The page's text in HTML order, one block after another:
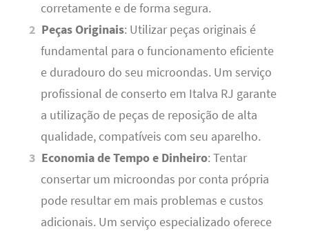
corretamente e de forma segura.
Peças Originais: Utilizar peças originais é
fundamental para o funcionamento eficiente
e duradouro do seu microondas. Um serviço
profissional de conserto em Italva RJ garante
a utilização de peças de reposição de alta
qualidade, compatíveis com seu aparelho.
Economia de Tempo e Dinheiro: Tentar
consertar um microondas por conta própria
pode resultar em mais problemas e custos
adicionais. Um serviço especializado oferece